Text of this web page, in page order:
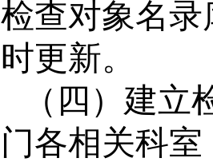
检查对象名
时更新。
（四）建
门各相关科